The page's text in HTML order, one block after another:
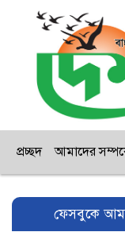
প্রচ্ছদ আমাদের
ফেসবুকে